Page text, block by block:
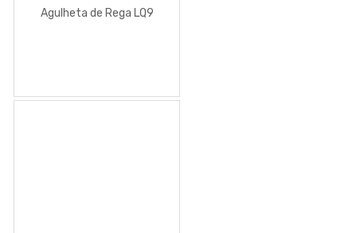
Agulheta de Rega LQ9